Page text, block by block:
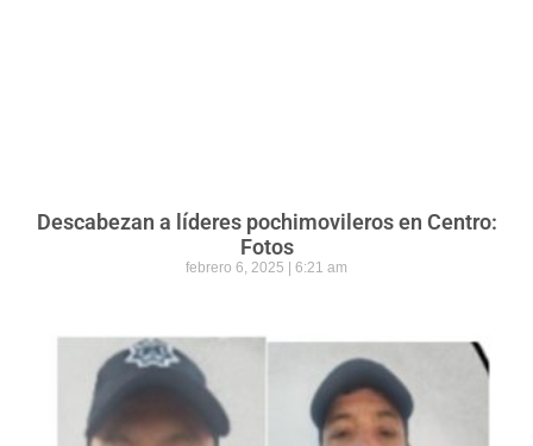
Descabezan a líderes pochimovileros en Centro:
Fotos
febrero 6, 2025 6:21 am